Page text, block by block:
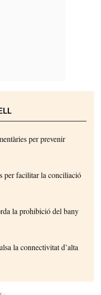
per prevenir
per facilitar la conciliació
la prohibició del bany
la connectivitat d’alta
-